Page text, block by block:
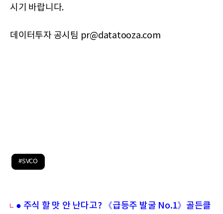
시기 바랍니다.
데이터투자 공시팀 pr@datatooza.com
#SVCO
● 주식 할 맛 안 난다고? 《급등주 발굴 No.1》골든클